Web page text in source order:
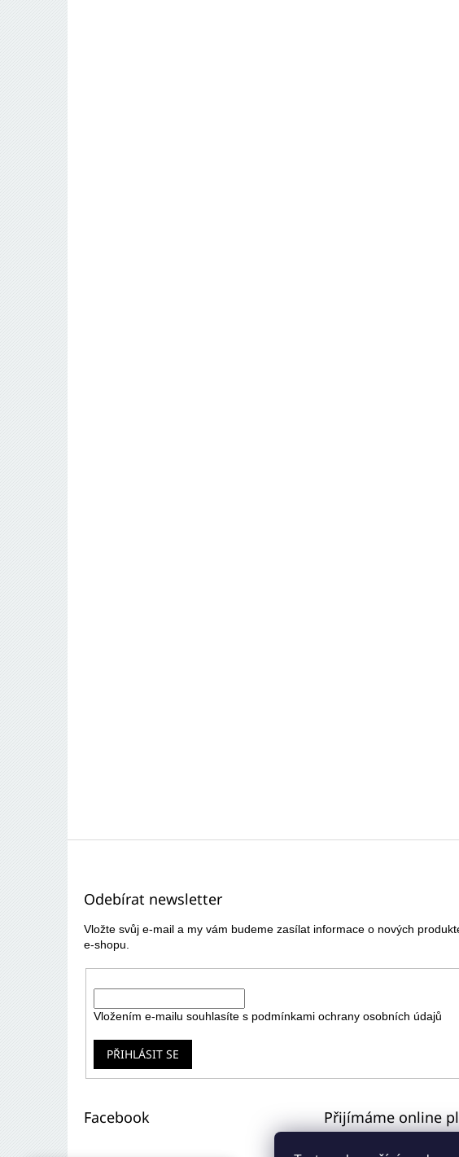
Odebírat newsletter
Vložte svůj e-mail a my vám budeme zasílat informace o nových
e-shopu.
Vložením e-mailu souhlasíte s podmínkami ochrany osobních údajů
PŘIHLÁSIT SE
Facebook Přijímáme online